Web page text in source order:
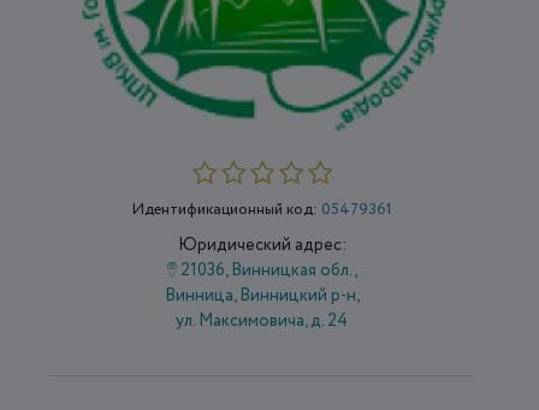
Идентификационный код: 05479361
Юридический адрес:
21036, Винницкая обл.,
Винница, Винницкий р-н,
ул. Максимовича, д. 24